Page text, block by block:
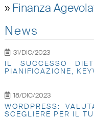
» Finanza
News
31/DIC/2023
IL SUCCESSO
PIANIFICAZIONE,
18/DIC/2023
WORDPRESS:
SCEGLIERE PER IL